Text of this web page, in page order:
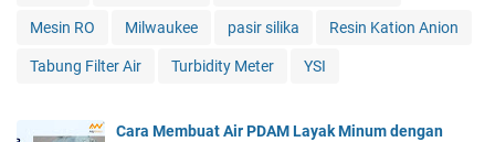
Mesin RO Milwaukee pasir silika Resin Kation Anion
Tabung Filter Air Turbidity Meter YSI
Cara Membuat Air PDAM Layak Minum dengan